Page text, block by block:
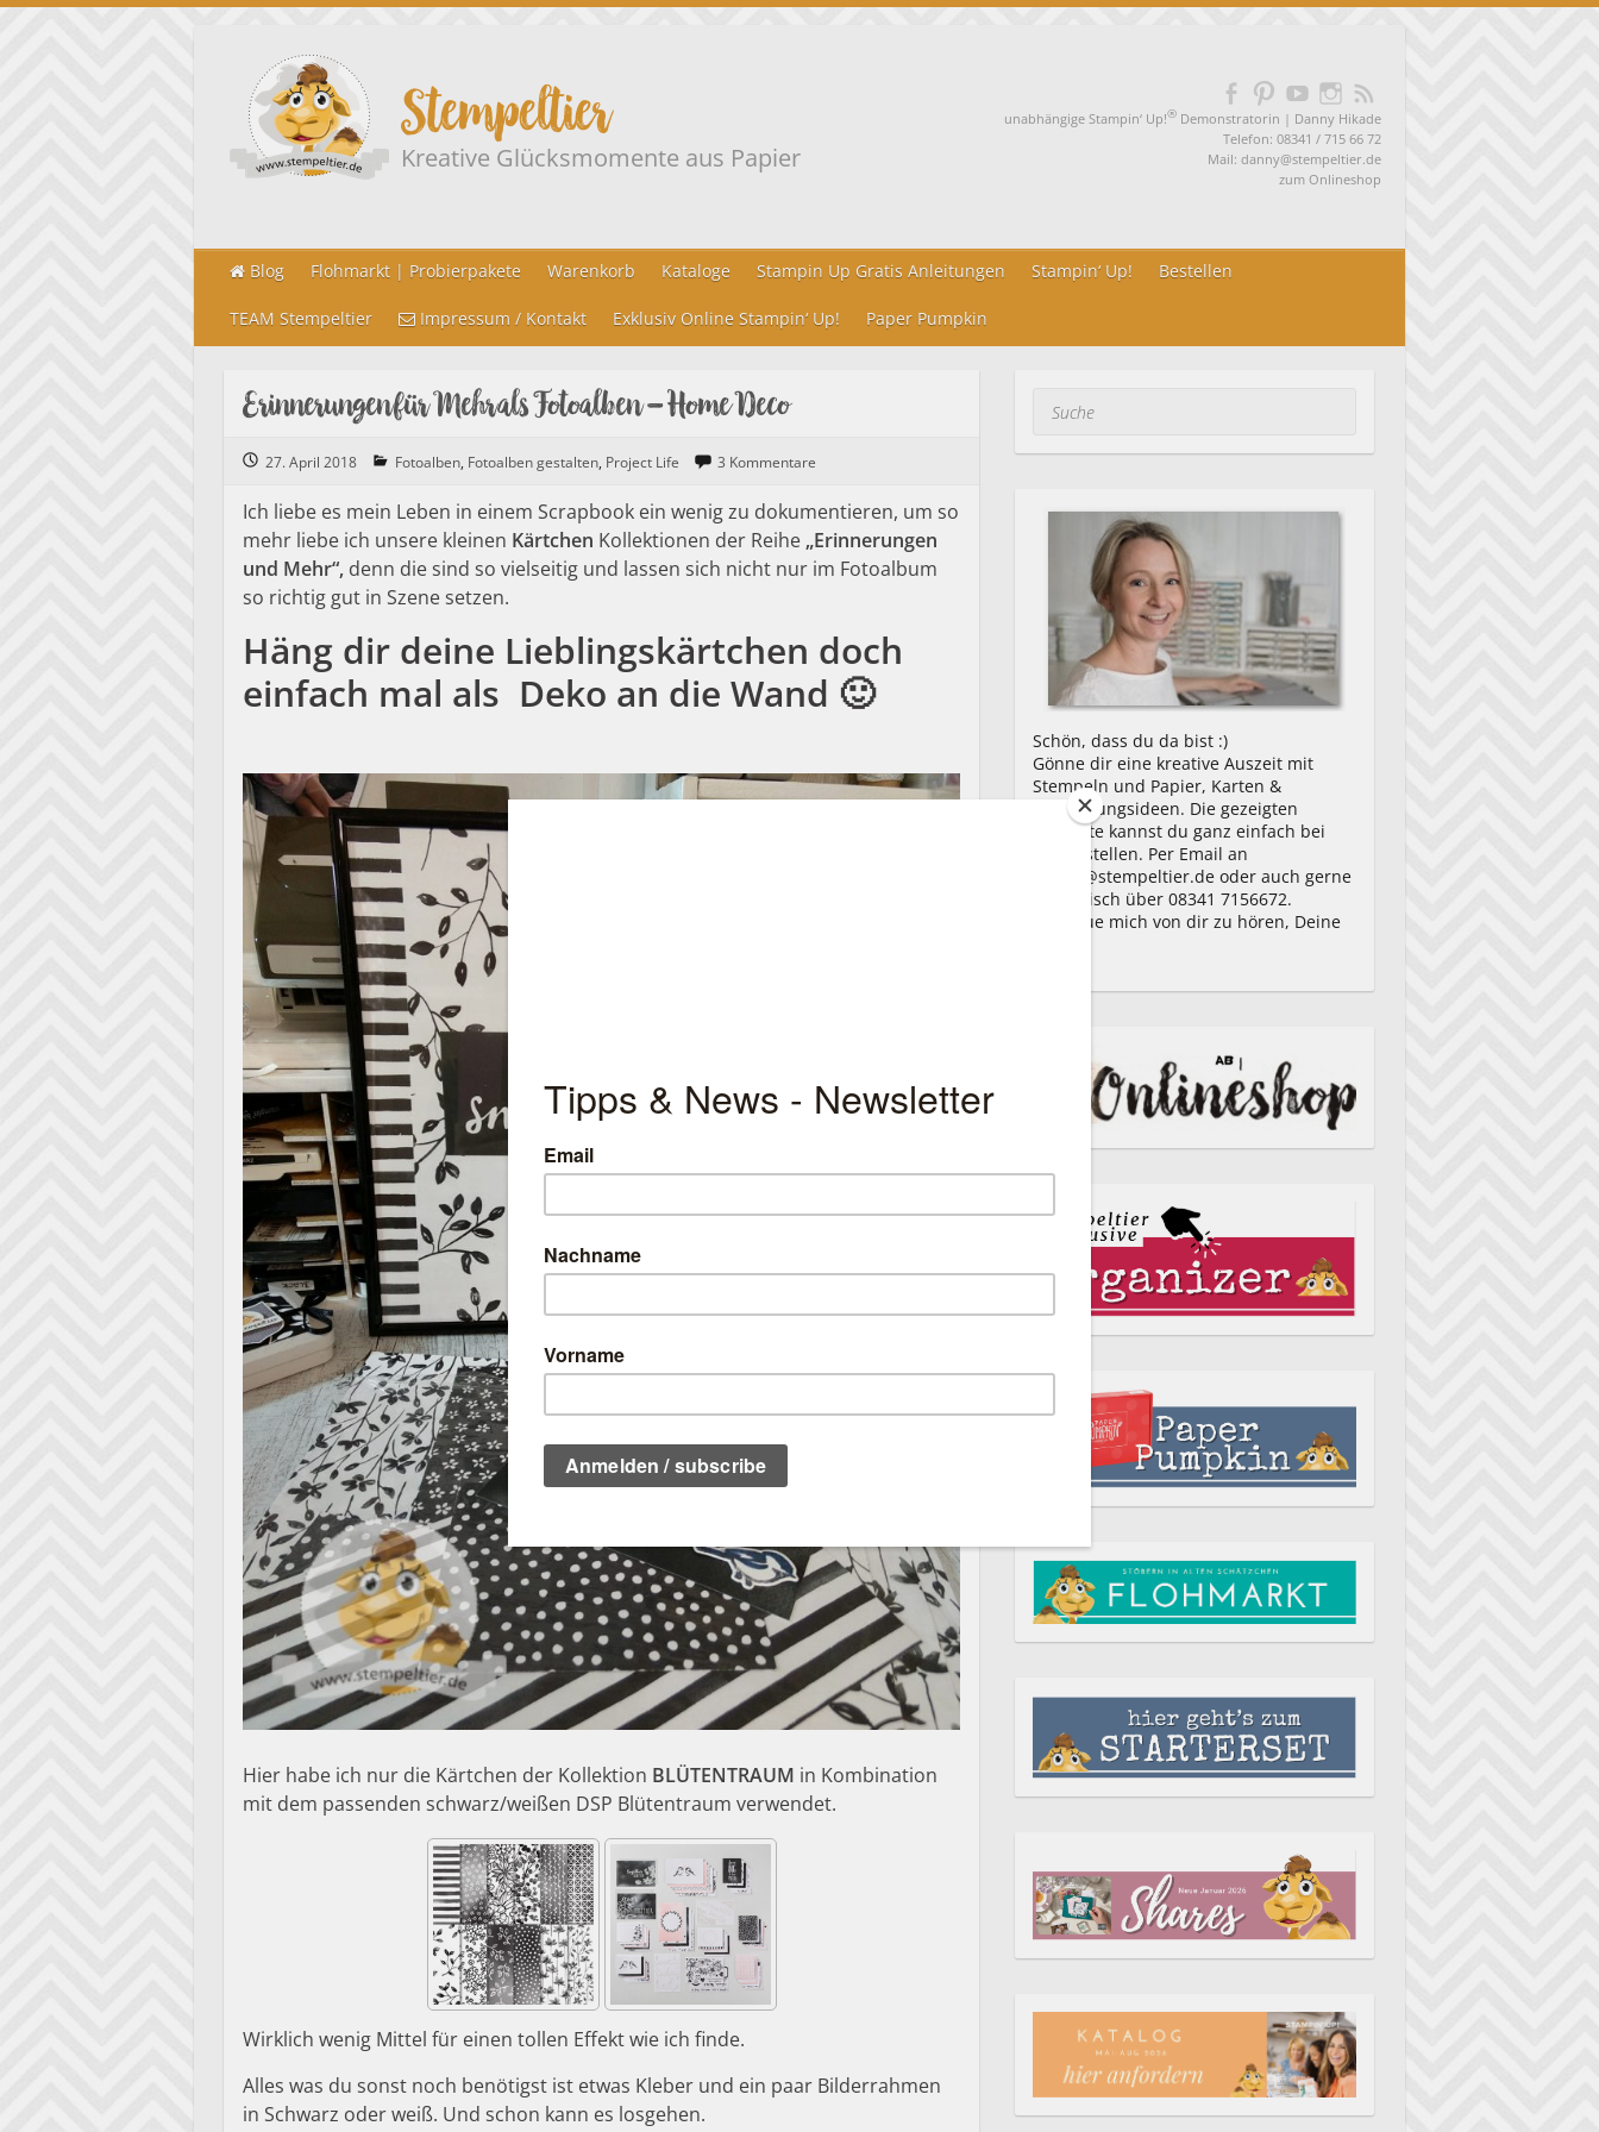
unabhängige Stampin‘ Up!® Demonstratorin | Danny Hikade
Telefon: 08341 / 715 66 72
Mail: danny@stempeltier.de
zum Onlineshop
Stempeltier
Kreative Glücksmomente aus Papier
Blog Flohmarkt | Probierpakete Warenkorb Kataloge Stampin Up Gratis Anleitungen Stampin‘ Up! Bestellen
TEAM Stempeltier Impressum / Kontakt Exklusiv Online Stampin‘ Up! Paper Pumpkin
Erinnerungen für Mehr als Fotoalben – Home Deco
27. April 2018 Fotoalben, Fotoalben gestalten, Project Life 3 Kommentare
Ich liebe es mein Leben in einem Scrapbook ein wenig zu dokumentieren, um so
mehr liebe ich unsere kleinen Kärtchen Kollektionen der Reihe „Erinnerungen
und Mehr“, denn die sind so vielseitig und lassen sich nicht nur im Fotoalbum
so richtig gut in Szene setzen.
Häng dir deine Lieblingskärtchen doch
einfach mal als Deko an die Wand 🙂
Hier habe ich nur die Kärtchen der Kollektion BLÜTENTRAUM in Kombination
mit dem passenden schwarz/weißen DSP Blütentraum verwendet.
Wirklich wenig Mittel für einen tollen Effekt wie ich finde.
Alles was du sonst noch benötigst ist etwas Kleber und ein paar Bilderrahmen
in Schwarz oder weiß. Und schon kann es losgehen.
Schön, dass du da bist :)
Gönne dir eine kreative Auszeit mit
Stempeln und Papier, Karten &
Verpackungsideen. Die gezeigten
Produkte kannst du ganz einfach bei
mir bestellen. Per Email an
danny@stempeltier.de oder auch gerne
telefonisch über 08341 7156672.
Ich freue mich von dir zu hören, Deine